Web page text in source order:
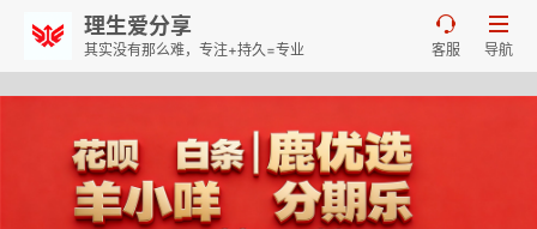
理生爱分享
其实没有那么难，专注+持久=专业

导航

客服